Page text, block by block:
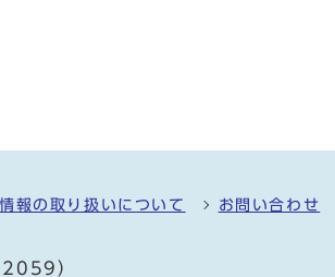
報の取り扱いについて お問い合わせ
）